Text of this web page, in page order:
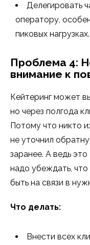
Делегировать
оператору,
пиковых нагрузках.
Проблема 4:
внимание к
Кейтеринг может
но через полгода
Потому что никто
не уточнил
заранее. А ведь
надо убеждать,
быть на связи в
Что делать:
Внести всех